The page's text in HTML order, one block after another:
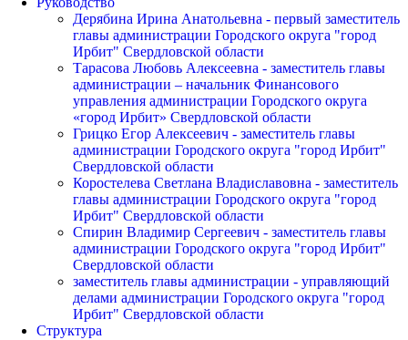
Дерябина Ирина Анатольевна - первый заместитель
главы администрации Городского округа "город
Ирбит" Свердловской области
Тарасова Любовь Алексеевна - заместитель главы
администрации – начальник Финансового
управления администрации Городского округа
«город Ирбит» Свердловской области
Грицко Егор Алексеевич - заместитель главы
администрации Городского округа "город Ирбит"
Свердловской области
Коростелева Светлана Владиславовна - заместитель
главы администрации Городского округа "город
Ирбит" Свердловской области
Спирин Владимир Сергеевич - заместитель главы
администрации Городского округа "город Ирбит"
Свердловской области
заместитель главы администрации - управляющий
делами администрации Городского округа "город
Ирбит" Свердловской области
Структура